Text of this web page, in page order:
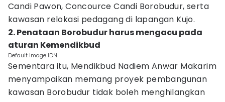
Candi Pawon, Concource Candi Borobudur, serta
kawasan relokasi pedagang di lapangan Kujo.
2. Penataan Borobudur harus mengacu pada
aturan Kemendikbud
Default Image IDN
Sementara itu, Mendikbud Nadiem Anwar Makarim
menyampaikan memang proyek pembangunan
kawasan Borobudur tidak boleh menghilangkan